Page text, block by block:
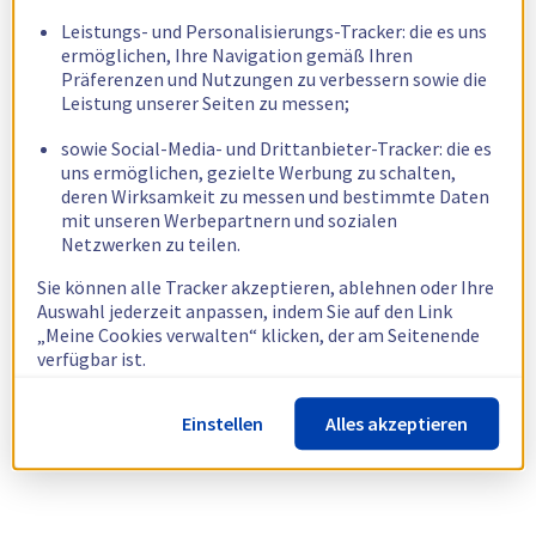
Leistungs- und Personalisierungs-Tracker: die es uns
ermöglichen, Ihre Navigation gemäß Ihren
Präferenzen und Nutzungen zu verbessern sowie die
Leistung unserer Seiten zu messen;
sowie Social-Media- und Drittanbieter-Tracker: die es
uns ermöglichen, gezielte Werbung zu schalten,
deren Wirksamkeit zu messen und bestimmte Daten
mit unseren Werbepartnern und sozialen
Netzwerken zu teilen.
Sie können alle Tracker akzeptieren, ablehnen oder Ihre
Auswahl jederzeit anpassen, indem Sie auf den Link
„Meine Cookies verwalten“ klicken, der am Seitenende
verfügbar ist.
Weitere Informationen finden Sie in unsererRichtlinie
zur Verwendung von Cookies.
Einstellen Alles akzeptieren